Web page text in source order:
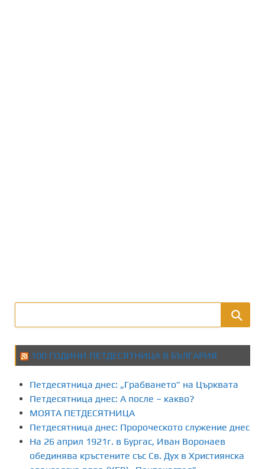
100 ГОДИНИ ПЕТДЕСЯТНИЦА В БЪЛГАРИЯ
Петдесятница днес: „Грабването” на Църквата
Петдесятница днес: А после – какво?
МОЯТА ПЕТДЕСЯТНИЦА
Петдесятница днес: Пророческото служение днес
На 26 април 1921г. в Бургас, Иван Воронаев
обединява кръстените със Св. Дух в Християнска